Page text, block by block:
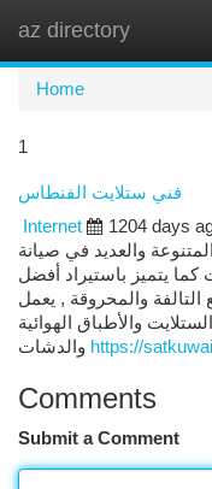
az directory
Home
1
فني ستلايت الفنطاس
Internet
1204 days
والعديد في صيانة
كما يتميز باستيراد أفضل
التالفة والمحروقة , يعمل
والأطباق الهوائية
https://
Comments
Submit a Comment